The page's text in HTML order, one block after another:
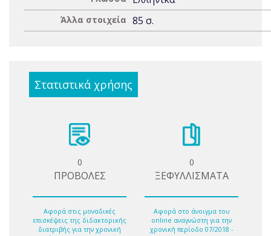
Άλλα στοιχεία 85 σ.
Στατιστικά χρήσης
0
ΠΡΟΒΟΛΕΣ
Αφορά στις μοναδικές
επισκέψεις της διδακτορικής
διατριβής για την χρονική
0
ΞΕΦΥΛΛΙΣΜΑΤΑ
Αφορά στο άνοιγμα του
online αναγνώστη για την
χρονική περίοδο 07/2018 -